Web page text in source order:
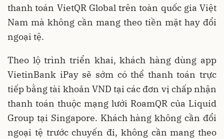
thanh toán VietQR Global trên toàn quốc gia Việt
Nam mà không cần mang theo tiền mặt hay đổi
ngoại tệ.
Theo lộ trình triển khai, khách hàng dùng app
VietinBank iPay sẽ sớm có thể thanh toán trực
tiếp bằng tài khoản VND tại các đơn vị chấp nhận
thanh toán thuộc mạng lưới RoamQR của Liquid
Group tại Singapore. Khách hàng không cần đổi
ngoại tệ trước chuyến đi, không cần mang theo